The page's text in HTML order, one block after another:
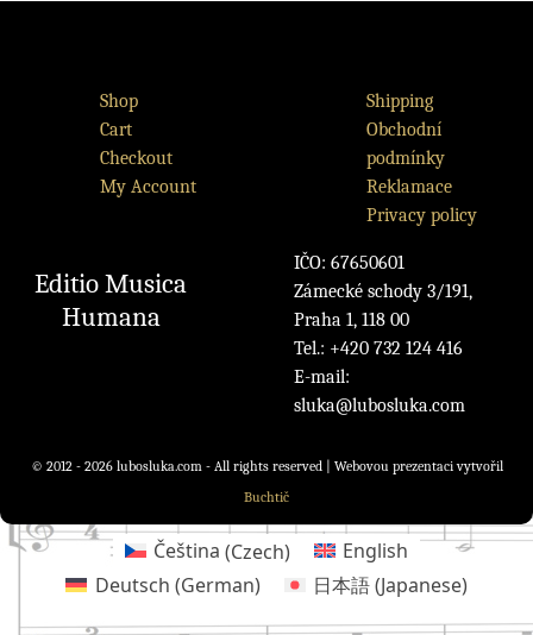
Shop
Cart
Checkout
My Account
Shipping
Obchodní
podmínky
Reklamace
Privacy policy
Editio Musica
Humana
IČO: 67650601
Zámecké schody 3/191,
Praha 1, 118 00
Tel.: +420 732 124 416
E-mail:
sluka@lubosluka.com
© 2012 - 2026 lubosluka.com - All rights reserved | Webovou prezentaci vytvořil
Buchtič
Čeština (Czech)
English
Deutsch (German) 日本語(Japanese)